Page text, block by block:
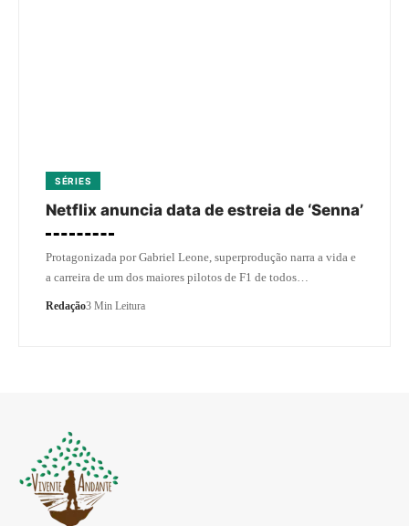
SÉRIES
Netflix anuncia data de estreia de ‘Senna’
Protagonizada por Gabriel Leone, superprodução narra a vida e
a carreira de um dos maiores pilotos de F1 de todos…
Redação3 Min Leitura